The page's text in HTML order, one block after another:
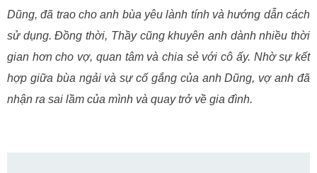
Dũng, đã trao cho anh bùa yêu lành tính và hướng dẫn cách
sử dụng. Đồng thời, Thầy cũng khuyên anh dành nhiều thời
gian hơn cho vợ, quan tâm và chia sẻ với cô ấy. Nhờ sự kết
hợp giữa bùa ngải và sự cố gắng của anh Dũng, vợ anh đã
nhận ra sai lầm của mình và quay trở về gia đình.